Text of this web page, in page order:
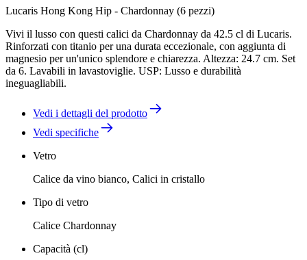
Lucaris Hong Kong Hip - Chardonnay (6 pezzi)
Vivi il lusso con questi calici da Chardonnay da 42.5 cl di Lucaris.
Rinforzati con titanio per una durata eccezionale, con aggiunta di
magnesio per un'unico splendore e chiarezza. Altezza: 24.7 cm. Set
da 6. Lavabili in lavastoviglie. USP: Lusso e durabilità
ineguagliabili.
Vedi i dettagli del prodotto
Vedi specifiche
Vetro
Calice da vino bianco, Calici in cristallo
Tipo di vetro
Calice Chardonnay
Capacità (cl)